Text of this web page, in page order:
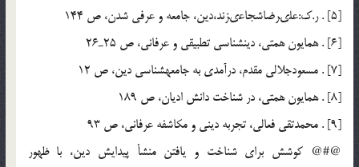
[5] . ر.ك:على‏رضاشجاعى‏زند،دين، جامعه و عرفى شدن، ص 144
[6] . همايون همتى، دين‏شناسى تطبيقى و عرفانى، ص 25ـ26
[7] . مسعودجلالى مقدم، درآمدى به جامعه‏شناسى دين، ص 12
[8] . همايون همتى، در شناخت دانش اديان، ص 189
[9] . محمدتقى فعالى، تجربه دينى و مكاشفه عرفانى، ص 93
@#@ كوشش براى شناخت و يافتن منشأ پيدايش دين، با ظهور